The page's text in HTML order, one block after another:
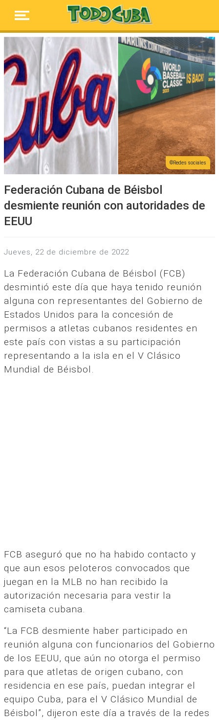
Redes sociales
Federación Cubana de Béisbol
desmiente reunión con autoridades de
EEUU
jueves, 22 de diciembre de 2022
La Federación Cubana de Béisbol (FCB)
desmintió este día que haya tenido reunión
alguna con representantes del Gobierno de
Estados Unidos para la concesión de
permisos a atletas cubanos residentes en
este país con vistas a su participación
representando a la isla en el V Clásico
Mundial de Béisbol.
FCB aseguró que no ha habido contacto y
que aun esos peloteros convocados que
juegan en la MLB no han recibido la
autorización necesaria para vestir la
camiseta cubana.
“La FCB desmiente haber participado en
reunión alguna con funcionarios del Gobierno
de los EEUU, que aún no otorga el permiso
para que atletas de origen cubano, con
residencia en ese país, puedan integrar el
equipo Cuba, para el V Clásico Mundial de
Béisbol”, dijeron este día a través de la redes